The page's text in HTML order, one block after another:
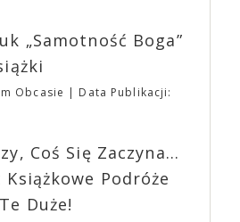
interesujących współczesnych
swojej najbardziej zaskakującej
„Dziedzictwo. Hereditary” i
dzień” zrealizował najbardziej
mu w pełni podzielić
lękami, wizją świata, a przede
od 21 kwietnia.
Na terenie hali nie zabraknie
Wystawców serwujących
a przed halą
Życzymy Wam
oczekiwania na nadchodzącą
„Samotność Boga”
Obcasie
Data Publikacji:
Coś Się Zaczyna...
Podróże
Duże!